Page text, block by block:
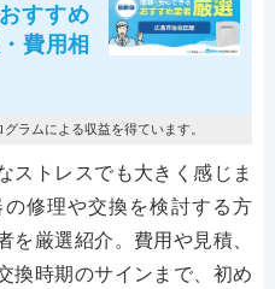
すすめ
費用相
ラムによる収益を得ています。
ストレスでも大きく感じま
修理や交換を検討する方
を厳選紹介。費用や見積、
換時期のサインまで、初め